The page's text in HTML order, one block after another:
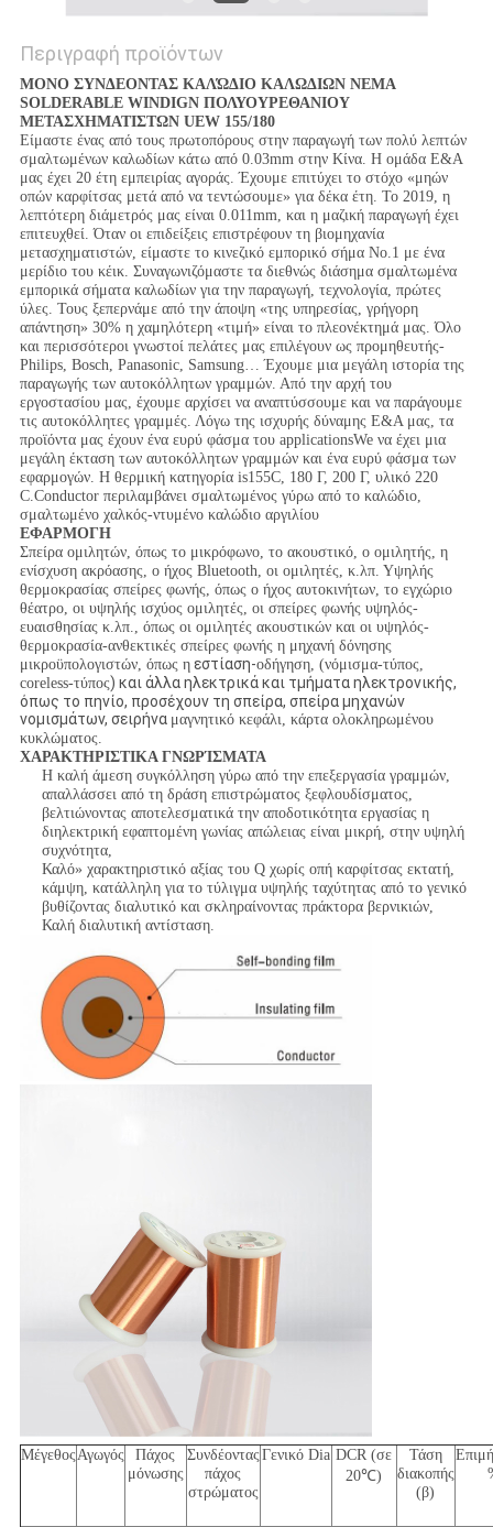
Περιγραφή προϊόντων
ΜΟΝΟ ΣΥΝΔΕΟΝΤΑΣ ΚΑΛΏΔΙΟ ΚΑΛΩΔΙΩΝ NEMA
SOLDERABLE WINDIGN ΠΟΛΥΟΥΡΕΘΑΝΙΟΥ
ΜΕΤΑΣΧΗΜΑΤΙΣΤΩΝ UEW 155/180
Είμαστε ένας από τους πρωτοπόρους στην παραγωγή των πολύ λεπτών
σμαλτωμένων καλωδίων κάτω από 0.03mm στην Κίνα. Η ομάδα Ε&Α
μας έχει 20 έτη εμπειρίας αγοράς. Έχουμε επιτύχει το στόχο «μηών
οπών καρφίτσας μετά από να τεντώσουμε» για δέκα έτη. Το 2019, η
λεπτότερη διάμετρός μας είναι 0.011mm, και η μαζική παραγωγή έχει
επιτευχθεί. Όταν οι επιδείξεις επιστρέφουν τη βιομηχανία
μετασχηματιστών, είμαστε το κινεζικό εμπορικό σήμα No.1 με ένα
μερίδιο του κέικ. Συναγωνιζόμαστε τα διεθνώς διάσημα σμαλτωμένα
εμπορικά σήματα καλωδίων για την παραγωγή, τεχνολογία, πρώτες
ύλες. Τους ξεπερνάμε από την άποψη «της υπηρεσίας, γρήγορη
απάντηση» 30% η χαμηλότερη «τιμή» είναι το πλεονέκτημά μας. Όλο
και περισσότεροι γνωστοί πελάτες μας επιλέγουν ως προμηθευτής-
Philips, Bosch, Panasonic, Samsung… Έχουμε μια μεγάλη ιστορία της
παραγωγής των αυτοκόλλητων γραμμών. Από την αρχή του
εργοστασίου μας, έχουμε αρχίσει να αναπτύσσουμε και να παράγουμε
τις αυτοκόλλητες γραμμές. Λόγω της ισχυρής δύναμης Ε&Α μας, τα
προϊόντα μας έχουν ένα ευρύ φάσμα του applicationsWe να έχει μια
μεγάλη έκταση των αυτοκόλλητων γραμμών και ένα ευρύ φάσμα των
εφαρμογών. Η θερμική κατηγορία is155C, 180 Γ, 200 Γ, υλικό 220
C.Conductor περιλαμβάνει σμαλτωμένος γύρω από το καλώδιο,
σμαλτωμένο χαλκός-ντυμένο καλώδιο αργιλίου
ΕΦΑΡΜΟΓΗ
Σπείρα ομιλητών, όπως το μικρόφωνο, το ακουστικό, ο ομιλητής, η
ενίσχυση ακρόασης, ο ήχος Bluetooth, οι ομιλητές, κ.λπ. Υψηλής
θερμοκρασίας σπείρες φωνής, όπως ο ήχος αυτοκινήτων, το εγχώριο
θέατρο, οι υψηλής ισχύος ομιλητές, οι σπείρες φωνής υψηλός-
ευαισθησίας κ.λπ., όπως οι ομιλητές ακουστικών και οι υψηλός-
θερμοκρασία-ανθεκτικές σπείρες φωνής η μηχανή δόνησης
μικροϋπολογιστών, όπως ηεστίαση-οδήγηση, (νόμισμα-τύπος,
coreless-τύπος) και άλλα ηλεκτρικά και τμήματα ηλεκτρονικής,
όπως το πηνίο, προσέχουν τη σπείρα, σπείρα μηχανών
νομισμάτων, σειρήνα μαγνητικό κεφάλι, κάρτα ολοκληρωμένου
κυκλώματος.
ΧΑΡΑΚΤΗΡΙΣΤΙΚΑ ΓΝΩΡΊΣΜΑΤΑ
Η καλή άμεση συγκόλληση γύρω από την επεξεργασία γραμμών,
απαλλάσσει από τη δράση επιστρώματος ξεφλουδίσματος,
βελτιώνοντας αποτελεσματικά την αποδοτικότητα εργασίας η
διηλεκτρική εφαπτομένη γωνίας απώλειας είναι μικρή, στην υψηλή
συχνότητα,
Καλό» χαρακτηριστικό αξίας του Q χωρίς οπή καρφίτσας εκτατή,
κάμψη, κατάλληλη για το τύλιγμα υψηλής ταχύτητας από το γενικό
βυθίζοντας διαλυτικό και σκληραίνοντας πράκτορα βερνικιών,
Καλή διαλυτική αντίσταση.
ΜέγεθοςΑγωγός
Πάχος
μόνωσης
Συνδέοντας
πάχος
στρώματος
Γενικό Dia DCR (σε
20℃)
Τάση
διακοπής
(β)